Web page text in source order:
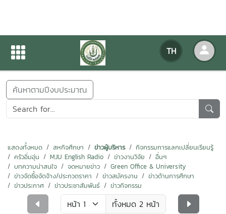
TH
ข่าวสารกิจกรรม
ข่าวสารกิจกรรม
ค้นหาตามปีงบประมาณ
แสดงทั้งหมด สหกิจศึกษา ข่าวผู้บริหาร
กิจกรรมการแลกเปลี่ยนเรียนรู้
ครัวอิ่มอุ่น
MJU English Radio ข่าวงานวิจัย
อื่นๆ
บทความน่าสนใจ
จดหมายข่าว
Green Office & University
ข่าวจัดซื้อจัดจ้าง/ประกวดราคา
ข่าวสมัครงาน
ข่าวด้านการศึกษา
ข่าวประกาศ
ข่าวประชาสัมพันธ์ ข่าวกิจกรรม
ทั้งหมด 2 หน้า